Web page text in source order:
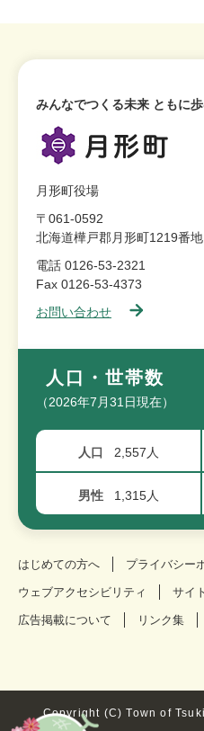
みんなでつくる未来 ともに
月形町役場
〒061-0592
北海道樺戸郡月形町1219番地
電話 0126-53-2321
Fax 0126-53-4373
お問い合わせ
人口・世帯数
（2026年7月31日現在）
人口 2,557人
男性 1,315人
はじめての方へ プライバシー
ウェブアクセシビリティ サイ
広告掲載について リンク集
Copyright (C) Town of